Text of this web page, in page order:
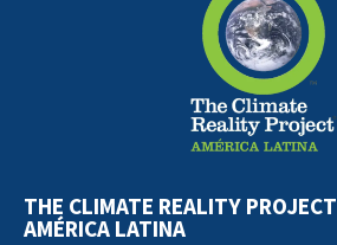
THE CLIMATE REALITY PROJECT
AMÉRICA LATINA